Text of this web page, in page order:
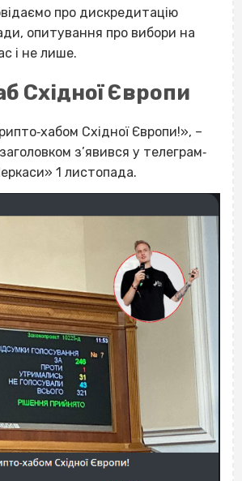
про дискредитацію
опитування про вибори на
і не лише.
Східної Європи
Східної Європи!», –
з’явився у телеграм‐
1 листопада.